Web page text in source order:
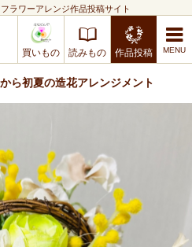
ラワーアレンジ作品投稿サイト
買いもの 読みもの 作品投稿
ら初夏の造花アレンジメント